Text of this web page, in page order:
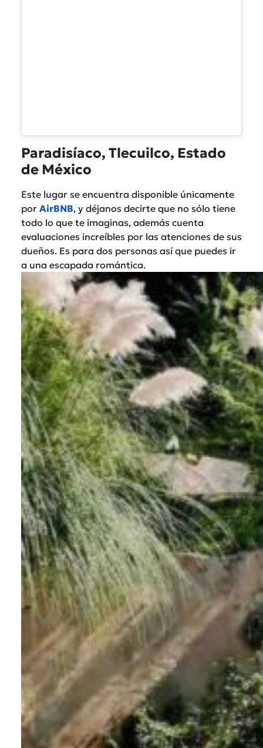
Paradisíaco, Tlecuilco, Estado
de México
Este lugar se encuentra disponible únicamente
por AirBNB, y déjanos decirte que no sólo tiene
todo lo que te imaginas, además cuenta
evaluaciones increíbles por las atenciones de sus
dueños. Es para dos personas así que puedes ir
a una escapada romántica.